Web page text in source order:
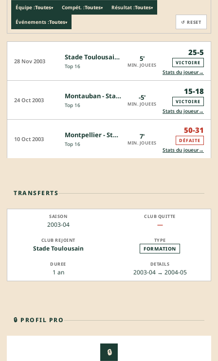
Équipe :Toutes▾ Compét. :Toutes▾ Résultat :Toutes▾
Événements :Toutes▾ ↺ RESET
28 Nov 2003 Stade Toulousain - Narbonne
Top 16
5'
MIN. JOUEES
25-5
VICTOIRE
Stats du joueur→
24 Oct 2003 Montauban - Stade Toulousain
Top 16
-5'
MIN. JOUEES
15-18
VICTOIRE
Stats du joueur→
10 Oct 2003 Montpellier - Stade Toulousain
Top 16
7'
MIN. JOUEES
50-31
DÉFAITE
Stats du joueur→
TRANSFERTS
2003-04 —
Stade Toulousain FORMATION
1 an 2003-04 → 2004-05
🔒 PROFIL PRO
🔒